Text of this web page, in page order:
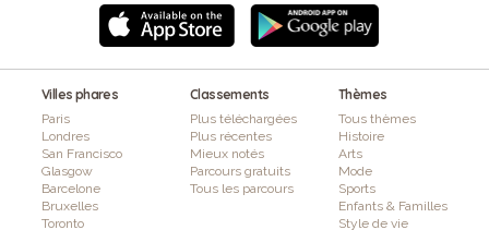
Villes phares
Paris
Londres
San Francisco
Glasgow
Barcelone
Bruxelles
Toronto
Classements
Plus téléchargées
Plus récentes
Mieux notés
Parcours gratuits
Tous les parcours
Thèmes
Tous thèmes
Histoire
Arts
Mode
Sports
Enfants & Familles
Style de vie